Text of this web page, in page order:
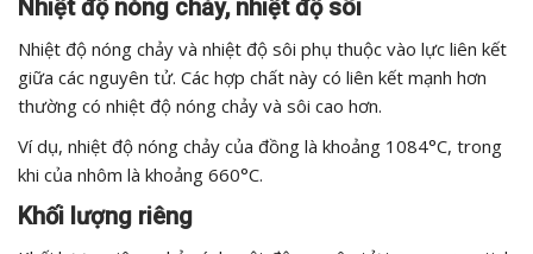
Nhiệt độ nóng chảy, nhiệt độ sôi
Nhiệt độ nóng chảy và nhiệt độ sôi phụ thuộc vào lực liên kết
giữa các nguyên tử. Các hợp chất này có liên kết mạnh hơn
thường có nhiệt độ nóng chảy và sôi cao hơn.
Ví dụ, nhiệt độ nóng chảy của đồng là khoảng 1084°C, trong
khi của nhôm là khoảng 660°C.
Khối lượng riêng